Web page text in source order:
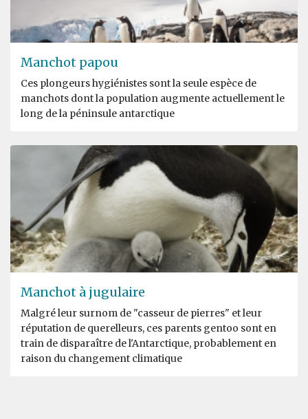
Manchot papou
Ces plongeurs hygiénistes sont la seule espèce de
manchots dont la population augmente actuellement le
long de la péninsule antarctique
Manchot à jugulaire
Malgré leur surnom de "casseur de pierres" et leur
réputation de querelleurs, ces parents gentoo sont en
train de disparaître de l'Antarctique, probablement en
raison du changement climatique